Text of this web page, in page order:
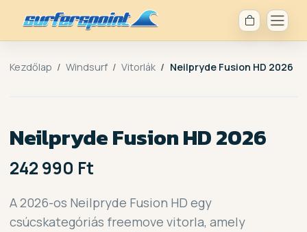
Kezdőlap Windsurf Vitorlák Neilpryde Fusion HD 2026
Neilpryde Fusion HD 2026
242 990 Ft
A 2026-os Neilpryde Fusion HD egy
csúcskategóriás freemove vitorla, amely